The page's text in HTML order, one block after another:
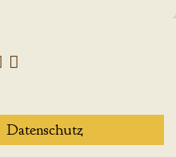
Datenschutz